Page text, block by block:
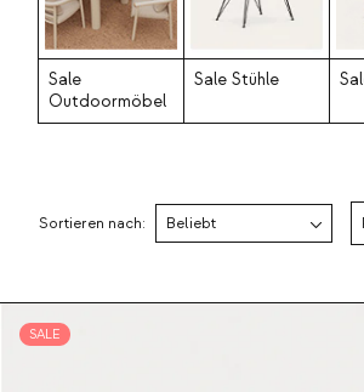
Sale
Outdoormöbel
Sale Stühle
Sortieren nach:
SALE